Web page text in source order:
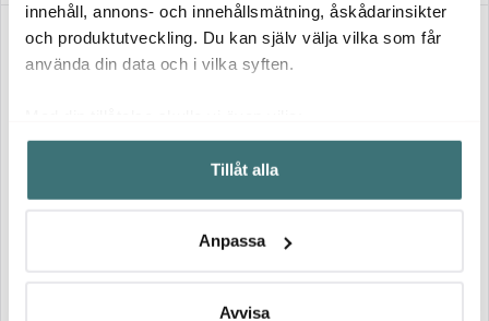
innehåll, annons- och innehållsmätning, åskådarinsikter
och produktutveckling. Du kan själv välja vilka som får
använda din data och i vilka syften.
Samla in information om din geografiska plats som
kan ha en noggrannhet på upp till flera meter
Identifiera din enhet genom att aktivt skanna den för
Ta reda på mer om hur dina personliga uppgifter
Du kan ändra eller dra tillbaka ditt samtycke när som
Tillåt alla
Anpassa
Avvisa
Rörstrand
265 kr